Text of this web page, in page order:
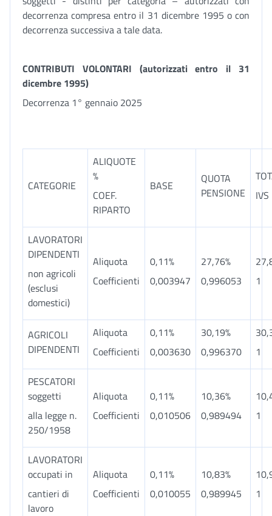
decorrenza compresa entro il 31 dicembre 1995 o con
decorrenza successiva a tale data.
CONTRIBUTI VOLONTARI (autorizzati entro il 31
dicembre 1995)
Decorrenza 1° gennaio 2025
CATEGORIE
ALIQUOTE
%
COEF.
RIPARTO
BASE
QUOTA
PENSIONE
IVS
LAVORATORI
DIPENDENTI
non agricoli
(esclusi
domestici)
Aliquota
Coefficienti
0,11%
0,003947
27,76%
0,996053
1
AGRICOLI
DIPENDENTI
Aliquota
Coefficienti
0,11%
0,003630
30,19%
0,996370
1
PESCATORI
soggetti
alla legge n.
250/1958
Aliquota
Coefficienti
0,11%
0,010506
10,36%
0,989494
1
LAVORATORI
occupati in
cantieri di
lavoro
Aliquota
Coefficienti
0,11%
0,010055
10,83%
0,989945
1